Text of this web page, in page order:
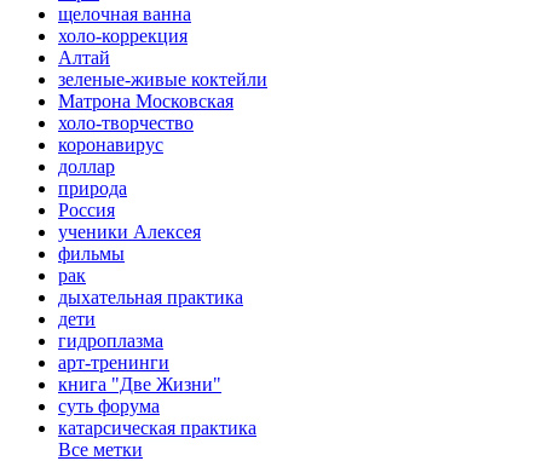
щелочная ванна
холо-коррекция
Алтай
зеленые-живые коктейли
Матрона Московская
холо-творчество
коронавирус
доллар
природа
Россия
ученики Алексея
фильмы
рак
дыхательная практика
дети
гидроплазма
арт-тренинги
книга "Две Жизни"
суть форума
катарсическая практика
Все метки